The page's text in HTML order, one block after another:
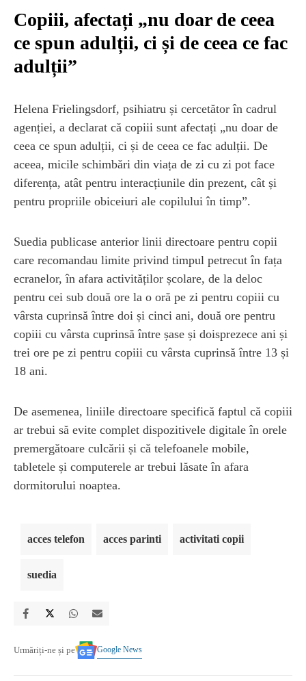
Copiii, afectați „nu doar de ceea
ce spun adulții, ci și de ceea ce fac
adulții”
Helena Frielingsdorf, psihiatru și cercetător în cadrul
agenției, a declarat că copiii sunt afectați „nu doar de
ceea ce spun adulții, ci și de ceea ce fac adulții. De
aceea, micile schimbări din viața de zi cu zi pot face
diferența, atât pentru interacțiunile din prezent, cât și
pentru propriile obiceiuri ale copilului în timp”.
Suedia publicase anterior linii directoare pentru copii
care recomandau limite privind timpul petrecut în fața
ecranelor, în afara activităților școlare, de la deloc
pentru cei sub două ore la o oră pe zi pentru copiii cu
vârsta cuprinsă între doi și cinci ani, două ore pentru
copiii cu vârsta cuprinsă între șase și doisprezece ani și
trei ore pe zi pentru copiii cu vârsta cuprinsă între 13 și
18 ani.
De asemenea, liniile directoare specifică faptul că copiii
ar trebui să evite complet dispozitivele digitale în orele
premergătoare culcării și că telefoanele mobile,
tabletele și computerele ar trebui lăsate în afara
dormitorului noaptea.
acces telefon acces parinti activitati copii
suedia
Urmăriți-ne și pe Google News